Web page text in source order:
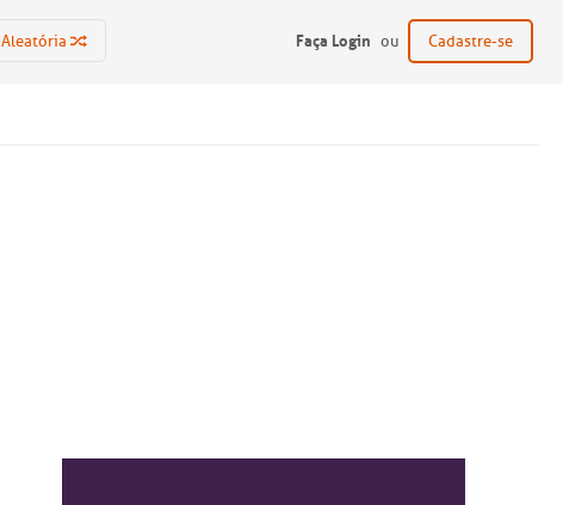
Aleatória Faça Login ou Cadastre-se